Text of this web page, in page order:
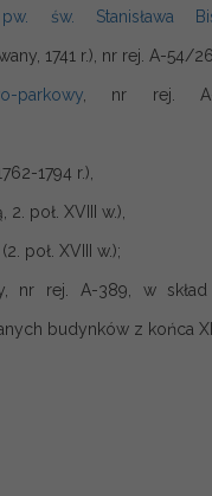
św. Stanisława
1741 r.), nr rej. A-54/
parkowy, nr rej. A-
1794 r.),
poł. XVIII w.),
poł. XVIII w.);
nr rej. A-389, w
budynków z końca